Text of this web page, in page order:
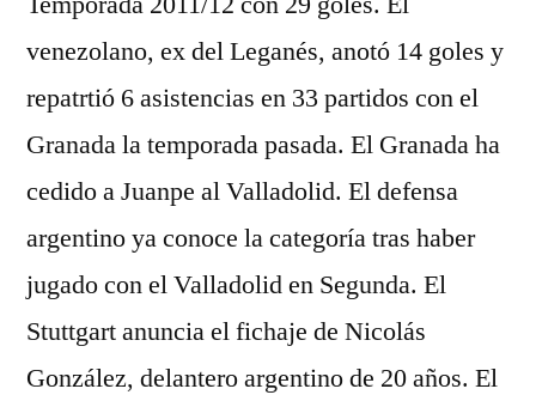
venezolano, ex del Leganés, anotó 14 goles y
repatrtió 6 asistencias en 33 partidos con el
Granada la temporada pasada. El Granada ha
cedido a Juanpe al Valladolid. El defensa
argentino ya conoce la categoría tras haber
jugado con el Valladolid en Segunda. El
Stuttgart anuncia el fichaje de Nicolás
González, delantero argentino de 20 años. El